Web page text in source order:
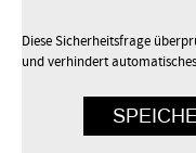
Diese Sicherheitsfrage
und verhindert